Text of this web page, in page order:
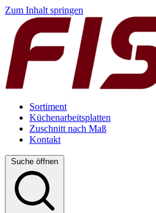
Zum Inhalt springen
Sortiment
Küchenarbeitsplatten
Zuschnitt nach Maß
Kontakt
Suche öffnen